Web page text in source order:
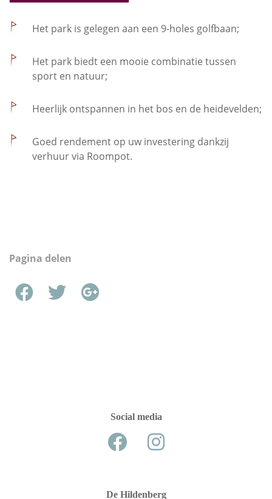
Het park is gelegen aan een 9-holes golfbaan;
Het park biedt een mooie combinatie tussen
sport en natuur;
Heerlijk ontspannen in het bos en de heidevelden;
Goed rendement op uw investering dankzij
verhuur via Roompot.
Pagina delen
Social media
De Hildenberg